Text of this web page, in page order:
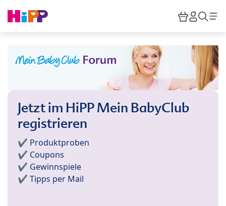
HiPP
Jetzt im HiPP Mein BabyClub
registrieren
✔️ Produktproben
✔️ Coupons
✔️ Gewinnspiele
✔️ Tipps per Mail